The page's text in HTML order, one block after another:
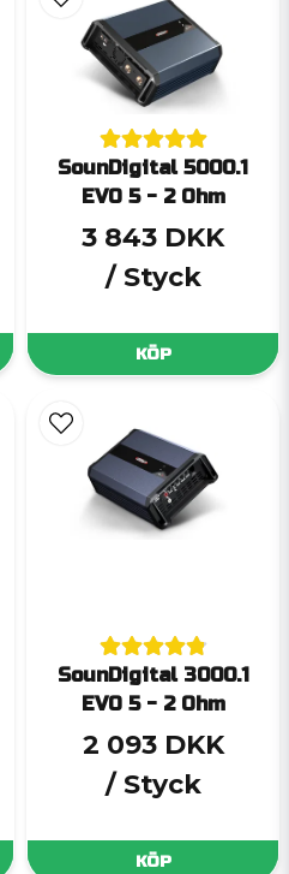
SounDigital 5000.1
EVO 5 - 2 Ohm
3 843 DKK
/ Styck
KÖP
SounDigital 3000.1
EVO 5 - 2 Ohm
2 093 DKK
/ Styck
KÖP